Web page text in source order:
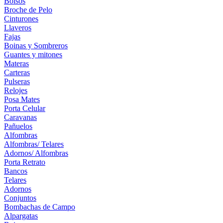
Broche de Pelo
Cinturones
Llaveros
Fajas
Boinas y Sombreros
Guantes y mitones
Materas
Carteras
Pulseras
Relojes
Posa Mates
Porta Celular
Caravanas
Pañuelos
Alfombras
Alfombras/ Telares
Adornos/ Alfombras
Porta Retrato
Bancos
Telares
Adornos
Conjuntos
Bombachas de Campo
Alpargatas